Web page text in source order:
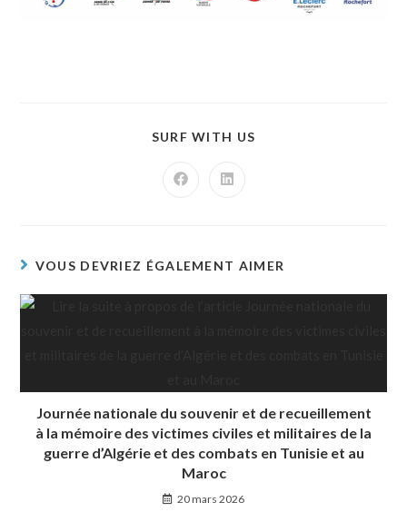
SURF WITH US
VOUS DEVRIEZ ÉGALEMENT AIMER
Journée nationale du souvenir et de recueillement
à la mémoire des victimes civiles et militaires de la
guerre d’Algérie et des combats en Tunisie et au
Maroc
20 mars 2026